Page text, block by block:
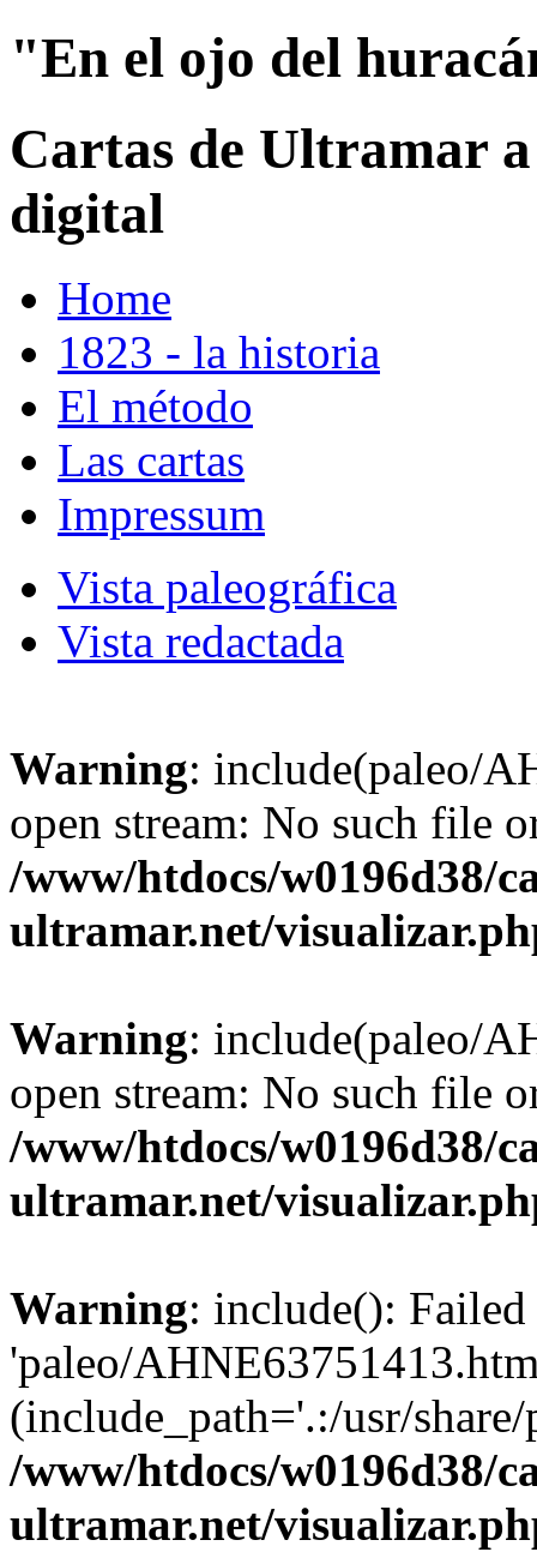
"En el ojo del
Cartas de Ultramar
digital
Home
1823 - la historia
El método
Las cartas
Impressum
Vista paleográfica
Vista redactada
Warning: include(paleo/
open stream: No such file
/www/htdocs/w0196d38/
ultramar.net/
Warning: include(paleo/
open stream: No such file
/www/htdocs/w0196d38/
ultramar.net/
Warning: include():
'paleo/
(include_path='.:/usr/
/www/htdocs/w0196d38/
ultramar.net/